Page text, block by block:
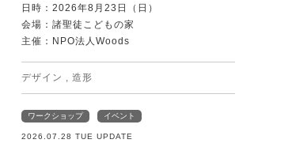
日時：2026年8月23日（日）
会場：諸聖徒こどもの家
主催：NPO法人Woods
デザイン , 造形
ワークショップ イベント
2026.07.28 TUE UPDATE